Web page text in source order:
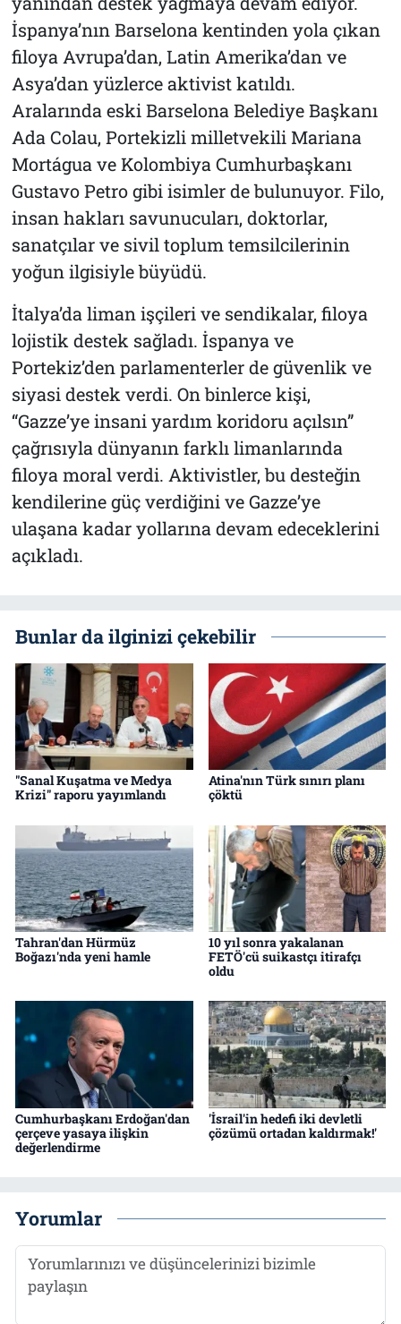
İspanya’nın Barselona kentinden yola çıkan
filoya Avrupa’dan, Latin Amerika’dan ve
Asya’dan yüzlerce aktivist katıldı.
Aralarında eski Barselona Belediye Başkanı
Ada Colau, Portekizli milletvekili Mariana
Mortágua ve Kolombiya Cumhurbaşkanı
Gustavo Petro gibi isimler de bulunuyor. Filo,
insan hakları savunucuları, doktorlar,
sanatçılar ve sivil toplum temsilcilerinin
yoğun ilgisiyle büyüdü.
İtalya’da liman işçileri ve sendikalar, filoya
lojistik destek sağladı. İspanya ve
Portekiz’den parlamenterler de güvenlik ve
siyasi destek verdi. On binlerce kişi,
“Gazze’ye insani yardım koridoru açılsın”
çağrısıyla dünyanın farklı limanlarında
filoya moral verdi. Aktivistler, bu desteğin
kendilerine güç verdiğini ve Gazze’ye
ulaşana kadar yollarına devam edeceklerini
açıkladı.
Bunlar da ilginizi çekebilir
"Sanal Kuşatma ve Medya
Krizi" raporu yayımlandı
Atina'nın Türk sınırı planı
çöktü
Tahran'dan Hürmüz
Boğazı'nda yeni hamle
10 yıl sonra yakalanan
FETÖ'cü suikastçı itirafçı
oldu
Cumhurbaşkanı Erdoğan'dan
çerçeve yasaya ilişkin
değerlendirme
'İsrail'in hedefi iki devletli
çözümü ortadan kaldırmak!'
Yorumlar